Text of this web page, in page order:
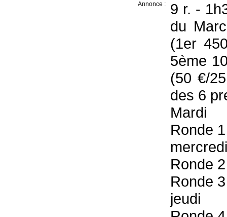
Annonce :
9 r. -
du
(1er
5ème
(50 €/
des 6
Mardi
Ronde
mercredi
Ronde
Ronde
jeudi